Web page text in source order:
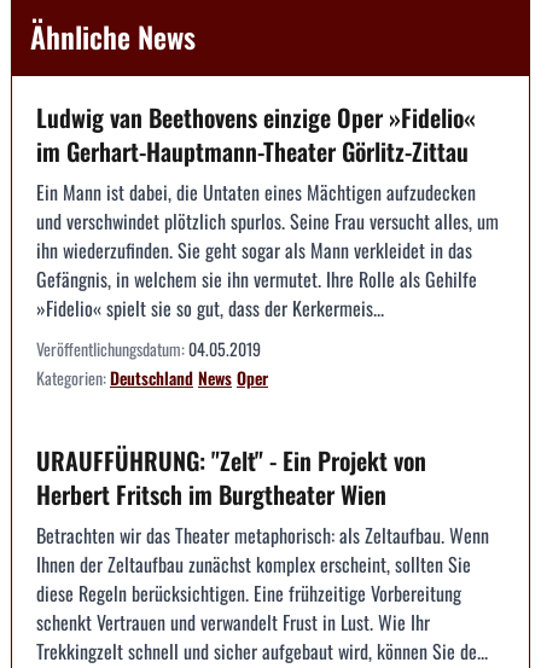
Ähnliche News
Ludwig van Beethovens einzige Oper »Fidelio«
im Gerhart-Hauptmann-Theater Görlitz-Zittau
Ein Mann ist dabei, die Untaten eines Mächtigen aufzudecken
und verschwindet plötzlich spurlos. Seine Frau versucht alles, um
ihn wiederzufinden. Sie geht sogar als Mann verkleidet in das
Gefängnis, in welchem sie ihn vermutet. Ihre Rolle als Gehilfe
»Fidelio« spielt sie so gut, dass der Kerkermeis...
Veröffentlichungsdatum:04.05.2019
Kategorien:DeutschlandNewsOper
URAUFFÜHRUNG: "Zelt" - Ein Projekt von
Herbert Fritsch im Burgtheater Wien
Betrachten wir das Theater metaphorisch: als Zeltaufbau. Wenn
Ihnen der Zeltaufbau zunächst komplex erscheint, sollten Sie
diese Regeln berücksichtigen. Eine frühzeitige Vorbereitung
schenkt Vertrauen und verwandelt Frust in Lust. Wie Ihr
Trekkingzelt schnell und sicher aufgebaut wird, können Sie de...